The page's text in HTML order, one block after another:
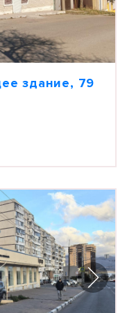
здание, 79